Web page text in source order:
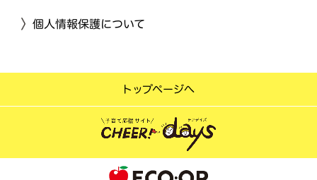
個人情報保護について
トップページへ